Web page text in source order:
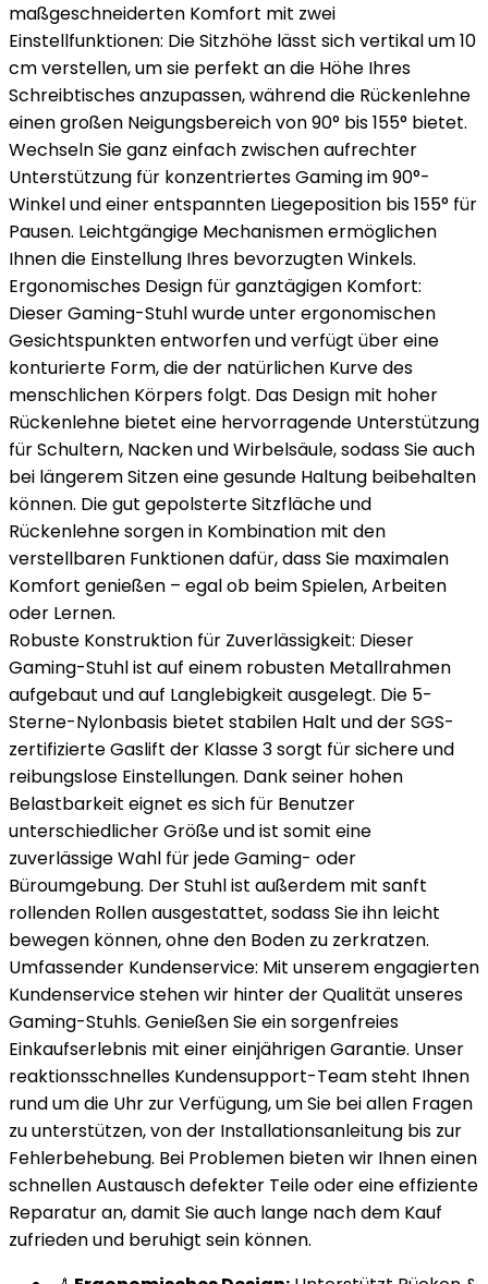
maßgeschneiderten Komfort mit zwei
Einstellfunktionen: Die Sitzhöhe lässt sich vertikal um 10
cm verstellen, um sie perfekt an die Höhe Ihres
Schreibtisches anzupassen, während die Rückenlehne
einen großen Neigungsbereich von 90° bis 155° bietet.
Wechseln Sie ganz einfach zwischen aufrechter
Unterstützung für konzentriertes Gaming im 90°-
Winkel und einer entspannten Liegeposition bis 155° für
Pausen. Leichtgängige Mechanismen ermöglichen
Ihnen die Einstellung Ihres bevorzugten Winkels.
Ergonomisches Design für ganztägigen Komfort:
Dieser Gaming-Stuhl wurde unter ergonomischen
Gesichtspunkten entworfen und verfügt über eine
konturierte Form, die der natürlichen Kurve des
menschlichen Körpers folgt. Das Design mit hoher
Rückenlehne bietet eine hervorragende Unterstützung
für Schultern, Nacken und Wirbelsäule, sodass Sie auch
bei längerem Sitzen eine gesunde Haltung beibehalten
können. Die gut gepolsterte Sitzfläche und
Rückenlehne sorgen in Kombination mit den
verstellbaren Funktionen dafür, dass Sie maximalen
Komfort genießen – egal ob beim Spielen, Arbeiten
oder Lernen.
Robuste Konstruktion für Zuverlässigkeit: Dieser
Gaming-Stuhl ist auf einem robusten Metallrahmen
aufgebaut und auf Langlebigkeit ausgelegt. Die 5-
Sterne-Nylonbasis bietet stabilen Halt und der SGS-
zertifizierte Gaslift der Klasse 3 sorgt für sichere und
reibungslose Einstellungen. Dank seiner hohen
Belastbarkeit eignet es sich für Benutzer
unterschiedlicher Größe und ist somit eine
zuverlässige Wahl für jede Gaming- oder
Büroumgebung. Der Stuhl ist außerdem mit sanft
rollenden Rollen ausgestattet, sodass Sie ihn leicht
bewegen können, ohne den Boden zu zerkratzen.
Umfassender Kundenservice: Mit unserem engagierten
Kundenservice stehen wir hinter der Qualität unseres
Gaming-Stuhls. Genießen Sie ein sorgenfreies
Einkaufserlebnis mit einer einjährigen Garantie. Unser
reaktionsschnelles Kundensupport-Team steht Ihnen
rund um die Uhr zur Verfügung, um Sie bei allen Fragen
zu unterstützen, von der Installationsanleitung bis zur
Fehlerbehebung. Bei Problemen bieten wir Ihnen einen
schnellen Austausch defekter Teile oder eine effiziente
Reparatur an, damit Sie auch lange nach dem Kauf
zufrieden und beruhigt sein können.